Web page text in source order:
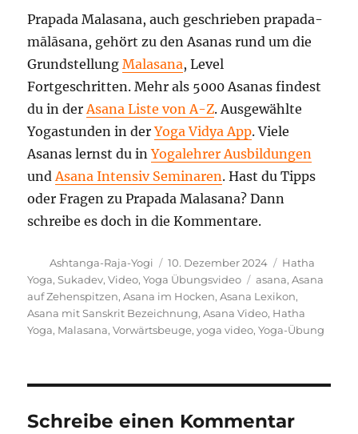
Prapada Malasana, auch geschrieben prapada-
mālāsana, gehört zu den Asanas rund um die
GrundstellungMalasana, Level
Fortgeschritten. Mehr als 5000 Asanas findest
du in der Asana Liste von A-Z. Ausgewählte
Yogastunden in derYoga Vidya App. Viele
Asanas lernst du inYogalehrer Ausbildungen
und Asana Intensiv Seminaren. Hast du Tipps
oder Fragen zu Prapada Malasana? Dann
schreibe es doch in die Kommentare.
Autor
Ashtanga-Raja-Yogi
Veröffentlicht
am
10. Dezember 2024 Kategorien
Hatha
Yoga,Sukadev,Video,Yoga Übungsvideo Schlagwörter
asana,Asana
auf Zehenspitzen,Asana im Hocken,Asana Lexikon,
Asana mit Sanskrit Bezeichnung,Asana Video, Hatha
Yoga, Malasana,Vorwärtsbeuge,yoga video,Yoga-Übung
Schreibe einen Kommentar